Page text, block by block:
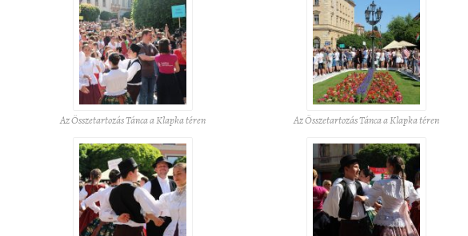
Az Összetartozás Tánca a Klapka téren Az Összetartozás Tánca a Klapka téren